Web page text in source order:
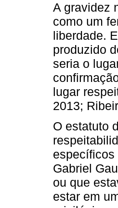
A gravidez
como um
liberdade.
produzido
seria o
lugar
2013;
O estatuto
específicos
Gabriel
ou que
estar em